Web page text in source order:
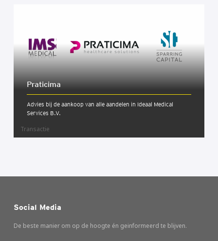
Pra­ti­ci­ma
Advies bij de aankoop van alle aandelen in Ideaal Medical
Services B.V.
Transactie
Social Media
De beste manier om op de hoogte én geinformeerd te blijven.